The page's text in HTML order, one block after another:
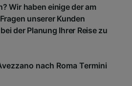
Wir haben einige der am
unserer Kunden
der Planung Ihrer Reise zu
nach Roma Termini